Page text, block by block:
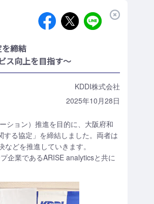
締結
ス向上を目指す～
KDDI株式会社
2025年10月28日
ション）推進を目的に、大阪府和
る協定」を締結しました。両者は
どを推進していきます。
企業であるARISE analyticsと共に